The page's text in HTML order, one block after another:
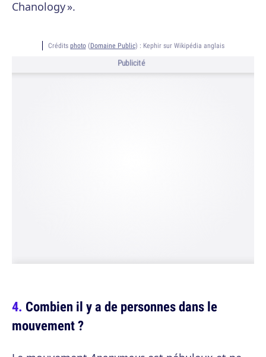
Chanology ».
Crédits photo(Domaine Public) : Kephir sur Wikipédia anglais
Publicité
Combien il y a de personnes dans le
mouvement ?